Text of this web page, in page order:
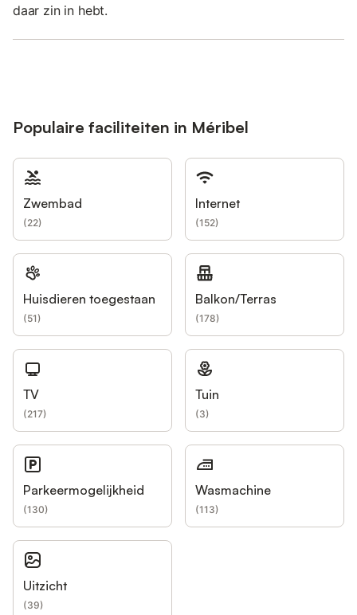
daar zin in hebt.
Populaire faciliteiten in Méribel
Zwembad
(22)
Internet
(152)
Huisdieren toegestaan
(51)
Balkon/Terras
(178)
TV
(217)
Tuin
(3)
Parkeermogelijkheid
(130)
Wasmachine
(113)
Uitzicht
(39)